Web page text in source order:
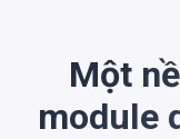
Một
module